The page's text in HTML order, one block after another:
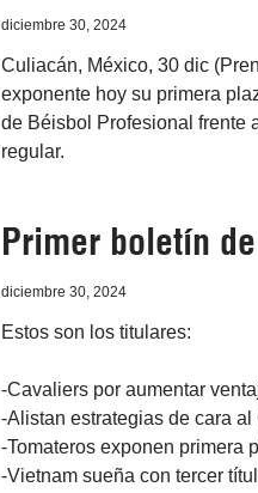
diciembre 30, 2024
Culiacán, México, 30 dic
exponente hoy su primera
de Béisbol Profesional frente
regular.
Primer boletín
diciembre 30, 2024
Estos son los titulares:
-Cavaliers por aumentar
-Alistan estrategias de cara
-Tomateros exponen primera
-Vietnam sueña con tercer